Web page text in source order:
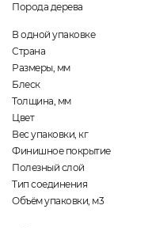
Порода дерева
В одной упаковке
Страна
Размеры, мм
Блеск
Толщина, мм
Цвет
Вес упаковки, кг
Финишное покрытие
Полезный слой
Тип соединения
Объём упаковки, м3